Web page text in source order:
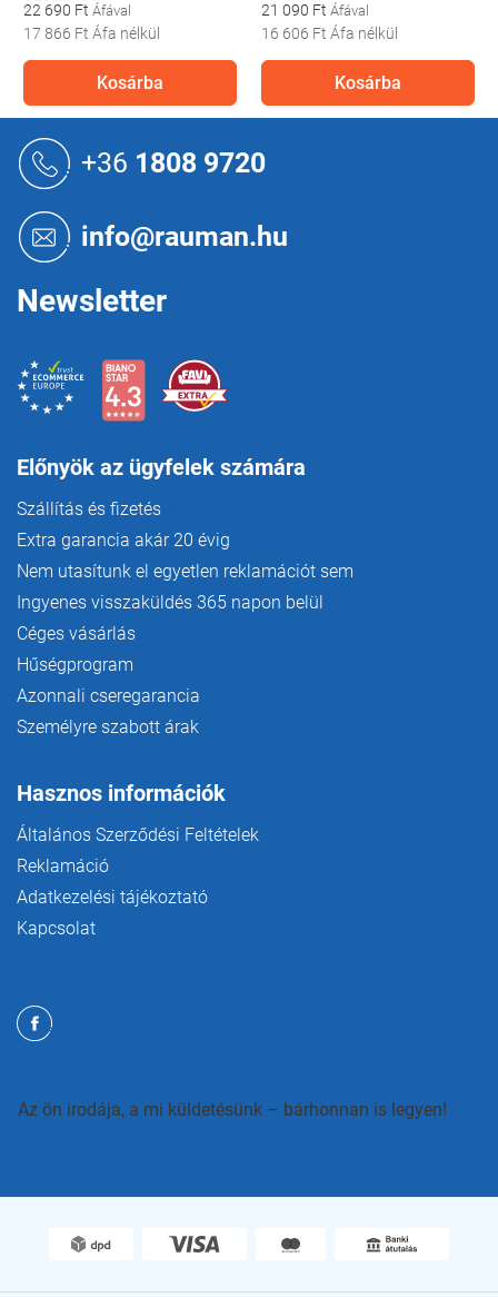
22 690 Ft
17 866 Ft Áfa nélkül
Kosárba
21 090 Ft
16 606 Ft Áfa nélkül
Kosárba
+36 1808 9720
info@rauman.hu
Newsletter
Előnyök az ügyfelek számára
Szállítás és fizetés
Extra garancia akár 20 évig
Nem utasítunk el egyetlen reklamációt sem
Ingyenes visszaküldés 365 napon belül
Céges vásárlás
Hűségprogram
Azonnali cseregarancia
Személyre szabott árak
Hasznos információk
Általános Szerződési Feltételek
Reklamáció
Adatkezelési tájékoztató
Kapcsolat
Az ön irodája, a mi küldetésünk – bárhonnan is legyen!